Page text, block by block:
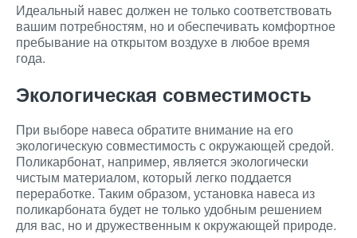
Идеальный навес должен не только соответствовать
вашим потребностям, но и обеспечивать комфортное
пребывание на открытом воздухе в любое время
года.
Экологическая совместимость
При выборе навеса обратите внимание на его
экологическую совместимость с окружающей средой.
Поликарбонат, например, является экологически
чистым материалом, который легко поддается
переработке. Таким образом, установка навеса из
поликарбоната будет не только удобным решением
для вас, но и дружественным к окружающей природе.